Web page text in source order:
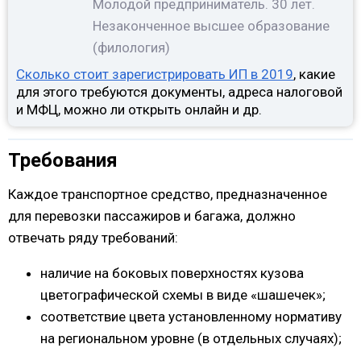
Молодой предприниматель. 30 лет.
Незаконченное высшее образование
(филология)
Сколько стоит зарегистрировать ИП в 2019, какие
для этого требуются документы, адреса налоговой
и МФЦ, можно ли открыть онлайн и др.
Требования
Каждое транспортное средство, предназначенное
для перевозки пассажиров и багажа, должно
отвечать ряду требований:
наличие на боковых поверхностях кузова
цветографической схемы в виде «шашечек»;
соответствие цвета установленному нормативу
на региональном уровне (в отдельных случаях);